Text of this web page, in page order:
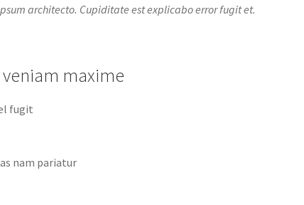
architecto. Cupiditate est explicabo error fugit et.
maxime
fugit
nam pariatur